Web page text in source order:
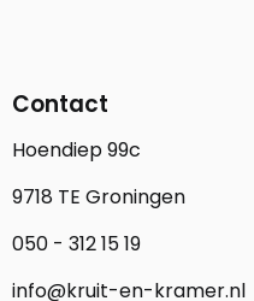
Contact
Hoendiep 99c
9718 TE Groningen
050 - 312 15 19
info@kruit-en-kramer.nl